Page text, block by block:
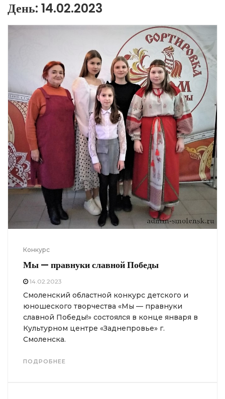
День: 14.02.2023
Конкурс
Мы — правнуки славной Победы
14.02.2023
Смоленский областной конкурс детского и
юношеского творчества «Мы — правнуки
славной Победы!» состоялся в конце января в
Культурном центре «Заднепровье» г.
Смоленска.
ПОДРОБНЕЕ